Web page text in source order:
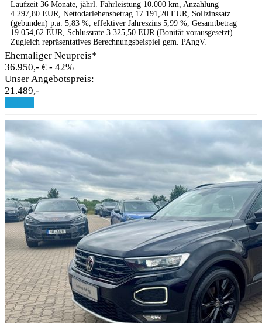
Laufzeit 36 Monate, jährl. Fahrleistung 10.000 km, Anzahlung
4.297,80 EUR, Nettodarlehensbetrag 17.191,20 EUR, Sollzinssatz
(gebunden) p.a. 5,83 %, effektiver Jahreszins 5,99 %, Gesamtbetrag
19.054,62 EUR, Schlussrate 3.325,50 EUR (Bonität vorausgesetzt).
Zugleich repräsentatives Berechnungsbeispiel gem. PAngV.
Ehemaliger Neupreis*
36.950,- € - 42%
Unser Angebotspreis:
21.489,-